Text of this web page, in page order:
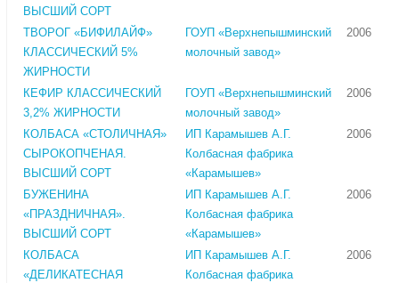
ВЫСШИЙ СОРТ
ТВОРОГ «БИФИЛАЙФ»
КЛАССИЧЕСКИЙ 5%
ЖИРНОСТИ
ГОУП «Верхнепышминский
молочный завод»
2006
КЕФИР КЛАССИЧЕСКИЙ
3,2% ЖИРНОСТИ
ГОУП «Верхнепышминский
молочный завод»
2006
КОЛБАСА «СТОЛИЧНАЯ»
СЫРОКОПЧЕНАЯ.
ВЫСШИЙ СОРТ
ИП Карамышев А.Г.
Колбасная фабрика
«Карамышев»
2006
БУЖЕНИНА
«ПРАЗДНИЧНАЯ».
ВЫСШИЙ СОРТ
ИП Карамышев А.Г.
Колбасная фабрика
«Карамышев»
2006
КОЛБАСА
«ДЕЛИКАТЕСНАЯ
ИП Карамышев А.Г.
Колбасная фабрика
2006